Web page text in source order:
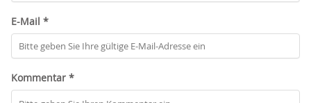
E-Mail *
Kommentar *